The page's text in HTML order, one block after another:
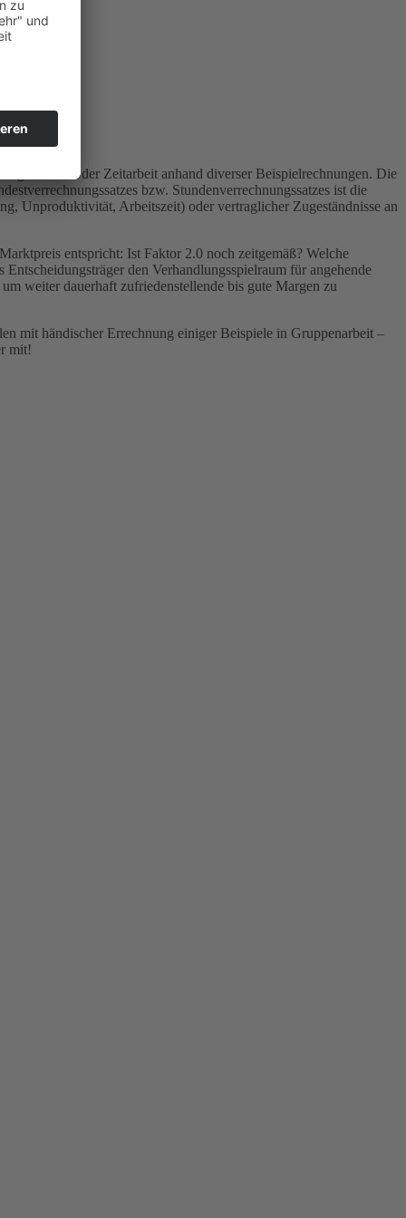
in der Zeitarbeit anhand diverser Beispielrechnungen. Die
bzw. Stundenverrechnungssatzes ist die
Unproduktivität, Arbeitszeit) oder vertraglicher Zugeständnisse an
entspricht: Ist Faktor 2.0 noch zeitgemäß? Welche
den Verhandlungsspielraum für angehende
weiter dauerhaft zufriedenstellende bis gute Margen zu
mit händischer Errechnung einiger Beispiele in Gruppenarbeit –
mit!